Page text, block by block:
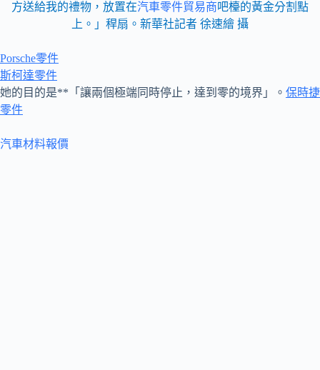
方送給我的禮物，放置在汽車零件貿易商吧檯的黃金分割點
上。」稈扇。新華社記者 徐速繪 攝
Porsche零件
斯柯達零件
她的目的是**「讓兩個極端同時停止，達到零的境界」。 保時捷
零件
汽車材料報價